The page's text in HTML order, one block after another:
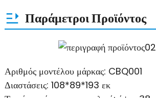
Παράμετροι Προϊόντος
Αριθμός μοντέλου μάρκας: CBQ001
Διαστάσεις: 108*89*193 εκ